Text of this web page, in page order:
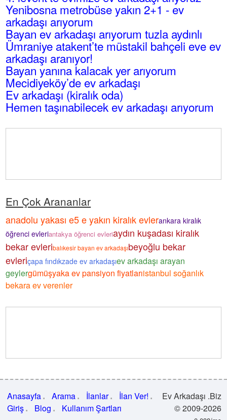
Yenibosna metrobüse yakın 2+1 - ev
arkadaşı arıyorum
Bayan ev arkadaşı arıyorum tuzla aydınlı
Ümraniye atakent’te müstakil bahçeli eve ev
arkadaşı aranıyor!
Bayan yanına kalacak yer arıyorum
Mecidiyeköy’de ev arkadaşı
Ev arkadaşı (kiralık oda)
Hemen taşınabilecek ev arkadaşı arıyorum
En Çok Arananlar
anadolu yakası e5 e yakın kiralık evlerankara kiralık
öğrenci evleriantakya öğrenci evleriaydın kuşadası kiralık
bekar evleribalıkesir bayan ev arkadaşıbeyoğlu bekar
evleriçapa fındıkzade ev arkadaşıev arkadaşı arayan
geylergümüşyaka ev pansiyon fiyatlarıistanbul soğanlık
bekara ev verenler
Anasayfa Arama İlanlar
İlan Ver!
Giriş
Blog Kullanım Şartları
Ev Arkadaşı .Biz
© 2009-2026